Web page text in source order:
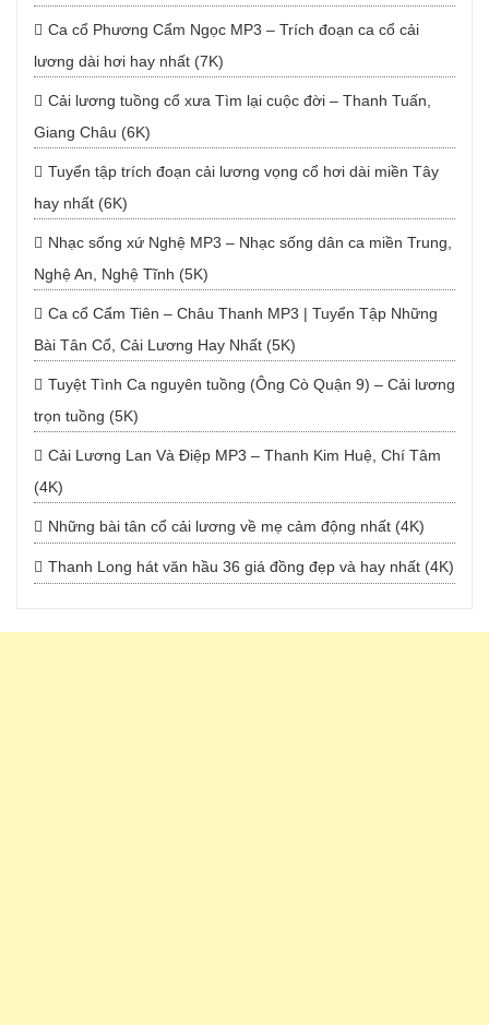
Ca cổ Phương Cẩm Ngọc MP3 – Trích đoạn ca cổ cải
lương dài hơi hay nhất (7K)
Cải lương tuồng cổ xưa Tìm lại cuộc đời – Thanh Tuấn,
Giang Châu (6K)
Tuyển tập trích đoạn cải lương vọng cổ hơi dài miền Tây
hay nhất (6K)
Nhạc sống xứ Nghệ MP3 – Nhạc sống dân ca miền Trung,
Nghệ An, Nghệ Tĩnh (5K)
Ca cổ Cẩm Tiên – Châu Thanh MP3 | Tuyển Tập Những
Bài Tân Cổ, Cải Lương Hay Nhất (5K)
Tuyệt Tình Ca nguyên tuồng (Ông Cò Quận 9) – Cải lương
trọn tuồng (5K)
Cải Lương Lan Và Điệp MP3 – Thanh Kim Huệ, Chí Tâm
(4K)
Những bài tân cổ cải lương về mẹ cảm động nhất (4K)
Thanh Long hát văn hầu 36 giá đồng đẹp và hay nhất (4K)